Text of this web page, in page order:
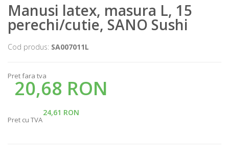
Manusi latex, masura L, 15
perechi/cutie, SANO Sushi
Cod produs: SA007011L
Pret fara tva
20,68 RON
24,61 RON
Pret cu TVA